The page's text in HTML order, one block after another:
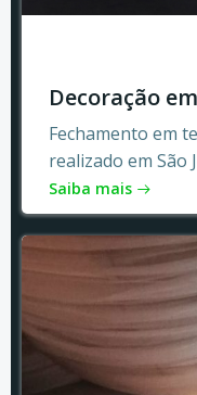
Decoração
Fechamento em
realizado em São
Saiba mais